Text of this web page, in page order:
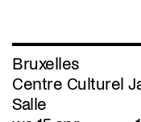
Bruxelles
Centre Culturel
Salle